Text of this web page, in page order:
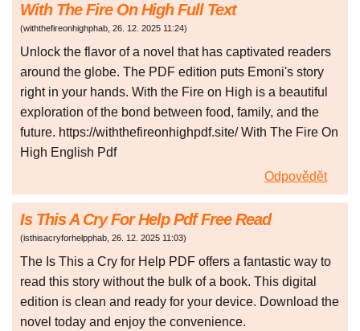
With The Fire On High Full Text
(withthefireonhighphab, 26. 12. 2025 11:24)
Unlock the flavor of a novel that has captivated readers
around the globe. The PDF edition puts Emoni's story
right in your hands. With the Fire on High is a beautiful
exploration of the bond between food, family, and the
future. https://withthefireonhighpdf.site/ With The Fire On
High English Pdf
Odpovědět
Is This A Cry For Help Pdf Free Read
(isthisacryforhelpphab, 26. 12. 2025 11:03)
The Is This a Cry for Help PDF offers a fantastic way to
read this story without the bulk of a book. This digital
edition is clean and ready for your device. Download the
novel today and enjoy the convenience.